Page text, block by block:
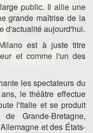
public. Il allie une
grande maîtrise de la
d'actualité aujourd'hui.
est à juste titre
et comme l'un des
les spectateurs du
le théâtre effectue
l'Italie et se produit
Grande-Bretagne,
et des États-